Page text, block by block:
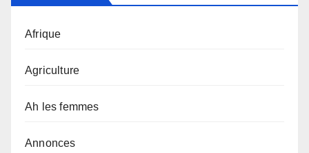
Afrique
Agriculture
Ah les femmes
Annonces